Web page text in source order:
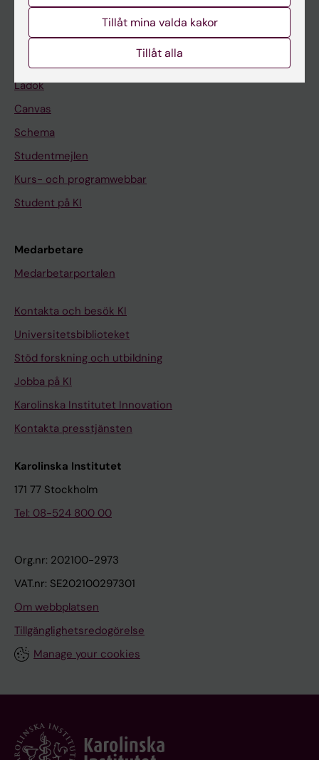
Ladok
Canvas
Schema
Studentmejlen
Kurs- och programwebbar
Student på KI
Medarbetare
Medarbetarportalen
Kontakta och besök KI
Universitetsbiblioteket
Stöd forskning och utbildning
Jobba på KI
Karolinska Institutet Innovation
Kontakta presstjänsten
Karolinska Institutet
171 77 Stockholm
Tel: 08-524 800 00
Org.nr: 202100-2973
VAT.nr: SE202100297301
Om webbplatsen
Tillgänglighetsredogörelse
Manage your cookies
Tillåt mina valda kakor
Tillåt alla